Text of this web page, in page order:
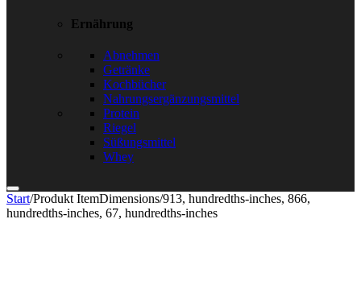
Ernährung
Abnehmen
Getränke
Kochbücher
Nahrungsergänzungsmittel
Protein
Riegel
Süßungsmittel
Whey
Start/Produkt ItemDimensions/913, hundredths-inches, 866,
hundredths-inches, 67, hundredths-inches